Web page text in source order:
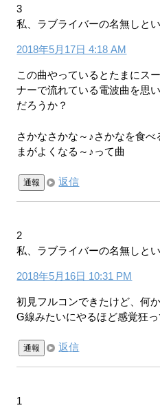
3
私、ラブライバーの名無しと
2018年5月17日 4:18 AM
この曲やっているとたまにス
ナーで流れている電波曲を思
だろうか？
さかなさかな～♪さかなを食
まがよくなる～♪って曲
通報 返信
2
私、ラブライバーの名無しと
2018年5月16日 10:31 PM
初見フルコンできたけど、何
G線みたいにやるほど感覚狂
通報 返信
1